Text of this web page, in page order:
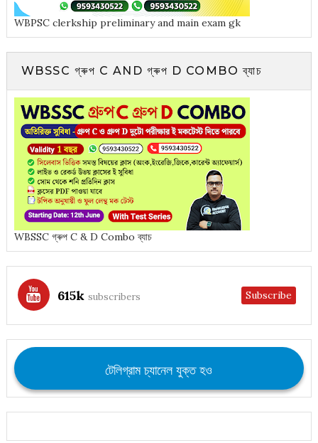
WBPSC clerkship preliminary and main exam gk
WBSSC গ্ৰুপ C AND গ্ৰুপ D COMBO ব্যাচ
WBSSC গ্ৰুপ C & D Combo ব্যাচ
615k subscribers Subscribe
টেলিগ্রাম চ্যানেল যুক্ত হও